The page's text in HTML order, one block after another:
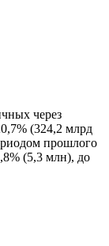
через
(324,2 млрд
прошлого
(5,3 млн), до